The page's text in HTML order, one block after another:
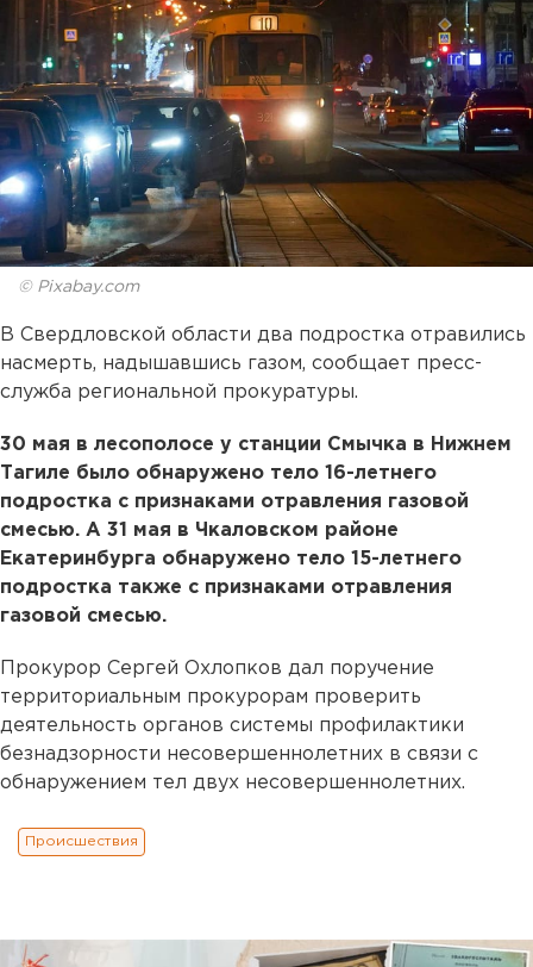
© Pixabay.com
В Свердловской области два подростка отравились
насмерть, надышавшись газом, сообщает пресс-
служба региональной прокуратуры.
30 мая в лесополосе у станции Смычка в Нижнем
Тагиле было обнаружено тело 16-летнего
подростка с признаками отравления газовой
смесью. А 31 мая в Чкаловском районе
Екатеринбурга обнаружено тело 15-летнего
подростка также с признаками отравления
газовой смесью.
Прокурор Сергей Охлопков дал поручение
территориальным прокурорам проверить
деятельность органов системы профилактики
безнадзорности несовершеннолетних в связи с
обнаружением тел двух несовершеннолетних.
Происшествия